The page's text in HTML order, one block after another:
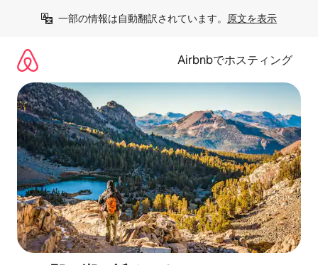
一部の情報は自動翻訳されています。 原文を表示
Airbnbでホスティング